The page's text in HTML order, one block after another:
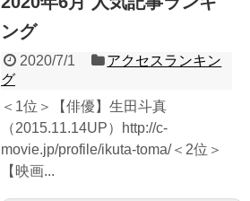
ング
2020/7/1
アクセスランキン
グ
＜1位＞【俳優】生田斗真
（2015.11.14UP）http://c-
movie.jp/profile/ikuta-toma/＜2位＞
【映画...